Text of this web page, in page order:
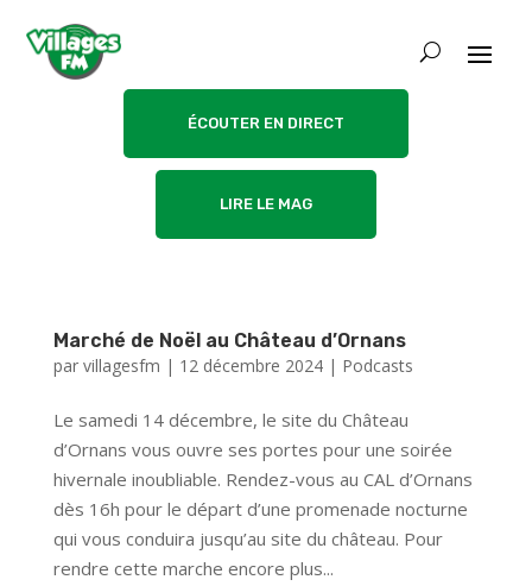
ÉCOUTER EN DIRECT
LIRE LE MAG
Marché de Noël au Château d’Ornans
par villagesfm | 12 décembre 2024| Podcasts
Le samedi 14 décembre, le site du Château
d’Ornans vous ouvre ses portes pour une soirée
hivernale inoubliable. Rendez-vous au CAL d’Ornans
dès 16h pour le départ d’une promenade nocturne
qui vous conduira jusqu’au site du château. Pour
rendre cette marche encore plus...